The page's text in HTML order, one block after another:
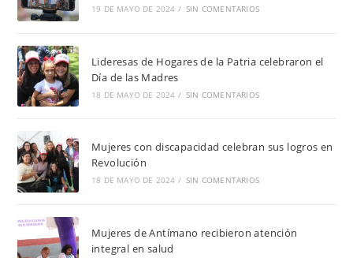
19 DE MAYO DE 2024 / SIN COMENTARIOS
Lideresas de Hogares de la Patria celebraron el
Día de las Madres
18 DE MAYO DE 2024 / SIN COMENTARIOS
Mujeres con discapacidad celebran sus logros en
Revolución
18 DE MAYO DE 2024 / SIN COMENTARIOS
Mujeres de Antímano recibieron atención
integral en salud